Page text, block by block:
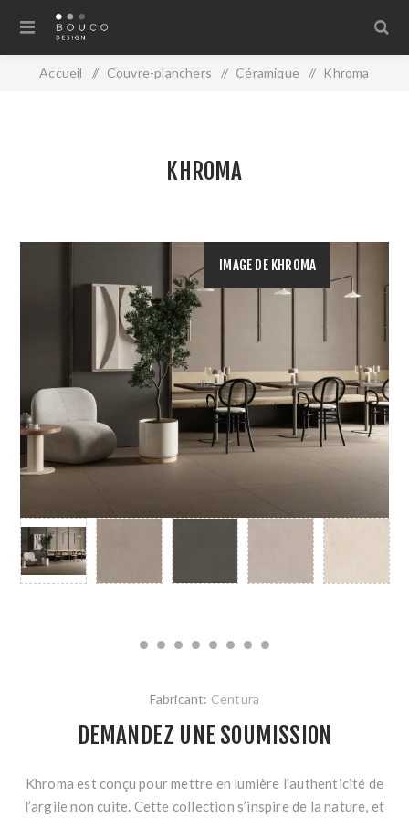
Accueil / Couvre-planchers / Céramique / Khroma
IMAGE DE KHROMA
KHROMA
Fabricant: Centura
DEMANDEZ UNE SOUMISSION
Khroma est conçu pour mettre en lumière l’authenticité de
l’argile non cuite. Cette collection s’inspire de la nature, et